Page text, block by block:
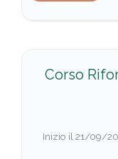
Corso
Inizio il 21/09/